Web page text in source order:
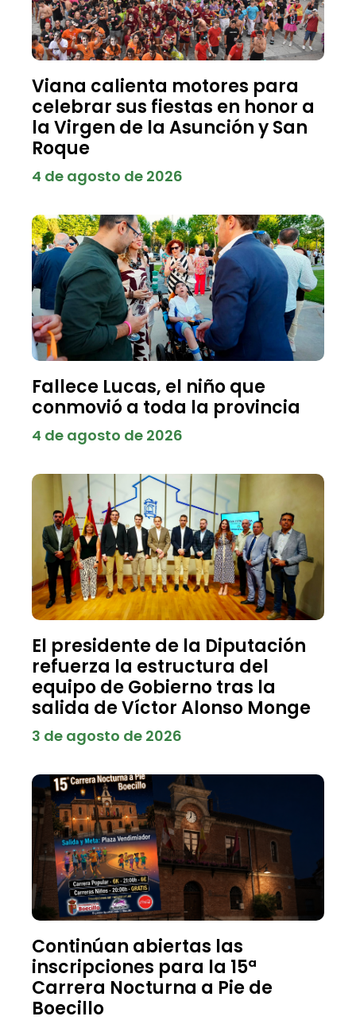
Viana calienta motores para
celebrar sus fiestas en honor a
la Virgen de la Asunción y San
Roque
4 de agosto de 2026
Fallece Lucas, el niño que
conmovió a toda la provincia
4 de agosto de 2026
El presidente de la Diputación
refuerza la estructura del
equipo de Gobierno tras la
salida de Víctor Alonso Monge
3 de agosto de 2026
Continúan abiertas las
inscripciones para la 15ª
Carrera Nocturna a Pie de
Boecillo